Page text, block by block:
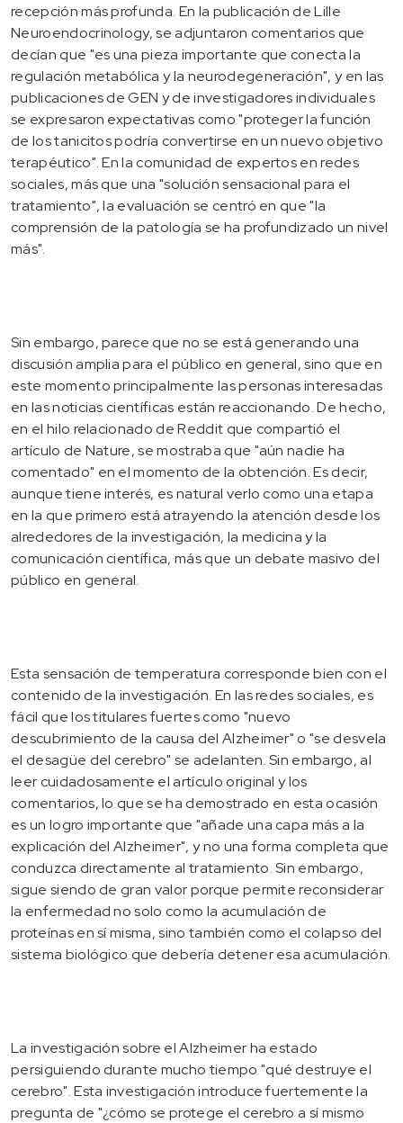
recepción más profunda. En la publicación de Lille
Neuroendocrinology, se adjuntaron comentarios que
decían que "es una pieza importante que conecta la
regulación metabólica y la neurodegeneración", y en las
publicaciones de GEN y de investigadores individuales
se expresaron expectativas como "proteger la función
de los tanicitos podría convertirse en un nuevo objetivo
terapéutico". En la comunidad de expertos en redes
sociales, más que una "solución sensacional para el
tratamiento", la evaluación se centró en que "la
comprensión de la patología se ha profundizado un nivel
más".
Sin embargo, parece que no se está generando una
discusión amplia para el público en general, sino que en
este momento principalmente las personas interesadas
en las noticias científicas están reaccionando. De hecho,
en el hilo relacionado de Reddit que compartió el
artículo de Nature, se mostraba que "aún nadie ha
comentado" en el momento de la obtención. Es decir,
aunque tiene interés, es natural verlo como una etapa
en la que primero está atrayendo la atención desde los
alrededores de la investigación, la medicina y la
comunicación científica, más que un debate masivo del
público en general.
Esta sensación de temperatura corresponde bien con el
contenido de la investigación. En las redes sociales, es
fácil que los titulares fuertes como "nuevo
descubrimiento de la causa del Alzheimer" o "se desvela
el desagüe del cerebro" se adelanten. Sin embargo, al
leer cuidadosamente el artículo original y los
comentarios, lo que se ha demostrado en esta ocasión
es un logro importante que "añade una capa más a la
explicación del Alzheimer", y no una forma completa que
conduzca directamente al tratamiento. Sin embargo,
sigue siendo de gran valor porque permite reconsiderar
la enfermedad no solo como la acumulación de
proteínas en sí misma, sino también como el colapso del
sistema biológico que debería detener esa acumulación.
La investigación sobre el Alzheimer ha estado
persiguiendo durante mucho tiempo "qué destruye el
cerebro". Esta investigación introduce fuertemente la
pregunta de "¿cómo se protege el cerebro a sí mismo